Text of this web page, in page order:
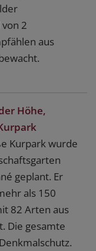
2
aus
Höhe,
Kurpark wurde
geplant. Er
als 150
82 Arten aus
Die gesamte